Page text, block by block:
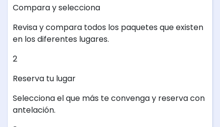
Compara y selecciona
Revisa y compara todos los paquetes que existen
en los diferentes lugares.
2
Reserva tu lugar
Selecciona el que más te convenga y reserva con
antelación.